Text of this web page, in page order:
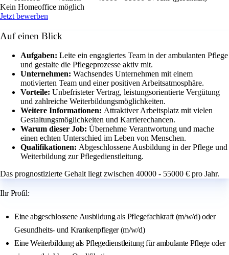
Kein Homeoffice möglich
Jetzt bewerben
Auf einen Blick
Aufgaben: Leite ein engagiertes Team in der ambulanten Pflege
und gestalte die Pflegeprozesse aktiv mit.
Unternehmen: Wachsendes Unternehmen mit einem
motivierten Team und einer positiven Arbeitsatmosphäre.
Vorteile: Unbefristeter Vertrag, leistungsorientierte Vergütung
und zahlreiche Weiterbildungsmöglichkeiten.
Weitere Informationen: Attraktiver Arbeitsplatz mit vielen
Gestaltungsmöglichkeiten und Karrierechancen.
Warum dieser Job: Übernehme Verantwortung und mache
einen echten Unterschied im Leben von Menschen.
Qualifikationen: Abgeschlossene Ausbildung in der Pflege und
Weiterbildung zur Pflegedienstleitung.
Das prognostizierte Gehalt liegt zwischen 40000 - 55000 € pro Jahr.
Ihr Profil:
Eine abgeschlossene Ausbildung als Pflegefachkraft (m/w/d) oder
Gesundheits- und Krankenpfleger (m/w/d)
Eine Weiterbildung als Pflegedienstleitung für ambulante Pflege oder